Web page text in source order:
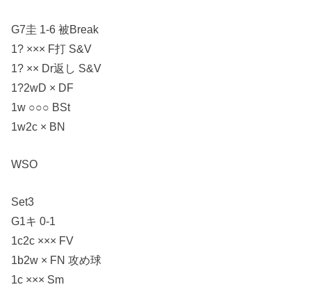
G7圭 1-6 被Break
1? ××× F打 S&V
1? ×× Dr返し S&V
1?2wD × DF
1w ○○○ BSt
1w2c × BN
WSO
Set3
G1キ 0-1
1c2c ××× FV
1b2w × FN 攻め球
1c ××× Sm